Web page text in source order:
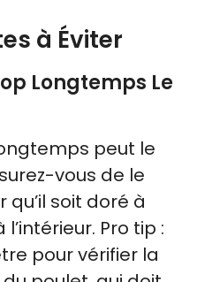
à Éviter
Longtemps Le
peut le
vous de le
qu’il soit doré à
Pro tip :
pour vérifier la